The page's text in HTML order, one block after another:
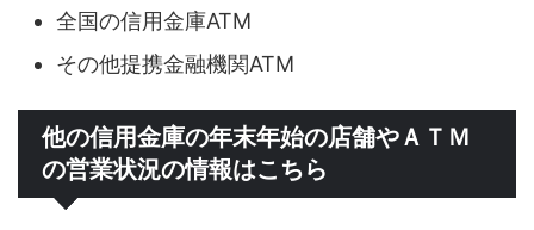
全国の信用金庫ATM
その他提携金融機関ATM
他の信用金庫の年末年始の店舗やＡＴＭ
の営業状況の情報はこちら